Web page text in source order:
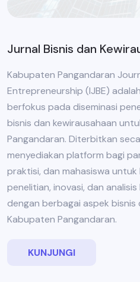
Jurnal Bisnis dan
Kabupaten Pangandaran
Entrepreneurship (IJBE)
berfokus pada diseminasi
bisnis dan kewirausahaan
Pangandaran. Diterbitkan
menyediakan platform bagi
praktisi, dan mahasiswa
penelitian, inovasi, dan
dengan berbagai aspek bisnis
Kabupaten Pangandaran.
KUNJUNGI